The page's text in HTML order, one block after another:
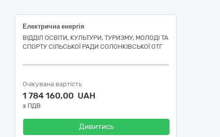
Електрична енергія
ВІДДІЛ ОСВІТИ, КУЛЬТУРИ, ТУРИЗМУ, МОЛОДІ ТА
СПОРТУ СІЛЬСЬКОЇ РАДИ СОЛОНКІВСЬКОЇ ОТГ
Очікувана вартість
1 784 160,00 UAH
з ПДВ
Дивитись